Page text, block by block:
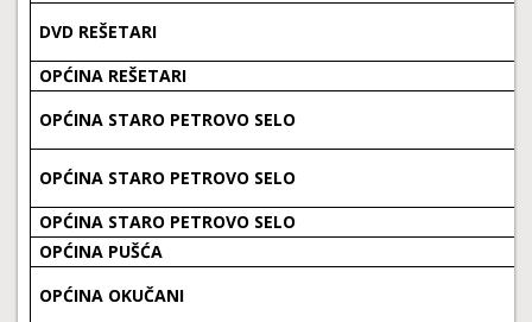
DVD REŠETARI
OPĆINA REŠETARI
OPĆINA STARO PETROVO SELO
OPĆINA STARO PETROVO SELO
OPĆINA STARO PETROVO SELO
OPĆINA PUŠĆA
OPĆINA OKUČANI